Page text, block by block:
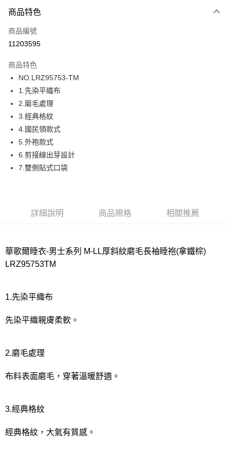
LINE Pay
街口支付
運送方式
全家取貨付款
每筆NT$80，滿NT$1,000(含以上)免運費
付款後全家取貨
每筆NT$80，滿NT$1,000(含以上)免運費
7-11取貨付款
每筆NT$80，滿NT$1,000(含以上)免運費
離島
商品特色
商品編號
11203595
商品特色
NO.LRZ95753-TM
1.先染平織布
2.磨毛處理
3.經典格紋
4.國民領款式
5.外袍款式
6.剪接線出芽設計
7.雙側貼式口袋
詳細說明 商品規格 相關推薦
華歌爾睡衣-男士系列 M-LL厚斜紋磨毛長袖睡袍(拿鐵棕)
LRZ95753TM
1.先染平織布
先染平織親膚柔軟。
2.磨毛處理
布料表面磨毛，穿著溫暖舒適。
3.經典格紋
經典格紋，大氣有質感。